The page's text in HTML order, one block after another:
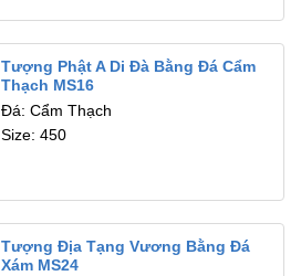
Tượng Phật A Di Đà Bằng Đá Cẩm
Thạch MS16
Đá: Cẩm Thạch
Size: 450
Tượng Địa Tạng Vương Bằng Đá
Xám MS24